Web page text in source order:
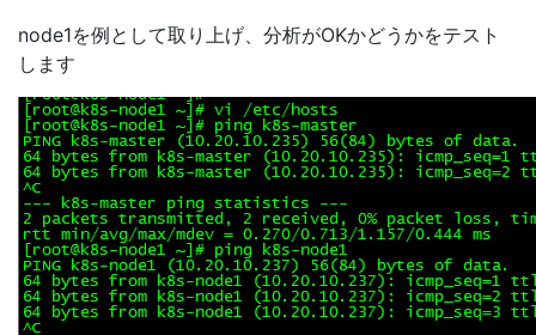
node1を例として取り上げ、分析がOKかどうかをテスト
します